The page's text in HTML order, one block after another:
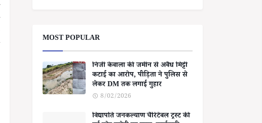
MOST POPULAR
निजी केवाला की जमीन से अवैध मिट्टी
कटाई का आरोप, पीड़िता ने पुलिस से
लेकर DM तक लगाई गुहार
8/02/2026
विद्यापति जनकल्याण चैरिटेबल ट्रस्ट की